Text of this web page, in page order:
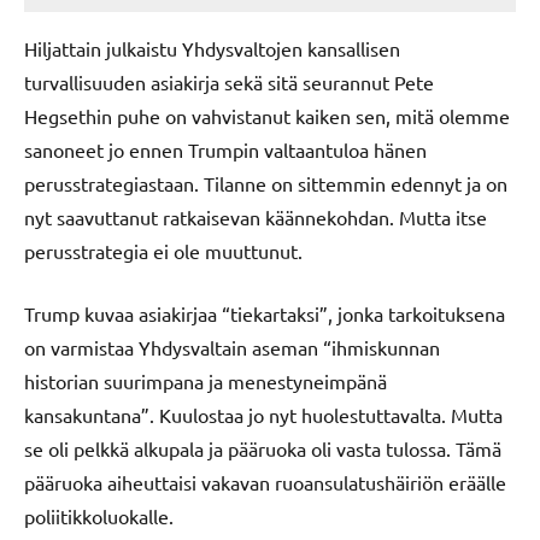
Hiljattain julkaistu Yhdysvaltojen kansallisen
turvallisuuden asiakirja sekä sitä seurannut Pete
Hegsethin puhe on vahvistanut kaiken sen, mitä olemme
sanoneet jo ennen Trumpin valtaantuloa hänen
perusstrategiastaan. Tilanne on sittemmin edennyt ja on
nyt saavuttanut ratkaisevan käännekohdan. Mutta itse
perusstrategia ei ole muuttunut.
Trump kuvaa asiakirjaa “tiekartaksi”, jonka tarkoituksena
on varmistaa Yhdysvaltain aseman “ihmiskunnan
historian suurimpana ja menestyneimpänä
kansakuntana”. Kuulostaa jo nyt huolestuttavalta. Mutta
se oli pelkkä alkupala ja pääruoka oli vasta tulossa. Tämä
pääruoka aiheuttaisi vakavan ruoansulatushäiriön eräälle
poliitikkoluokalle.